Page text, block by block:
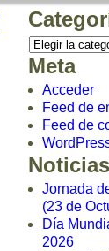
Meta
Acceder
Feed de
Feed de
Jornada
(23 de
Día
2026